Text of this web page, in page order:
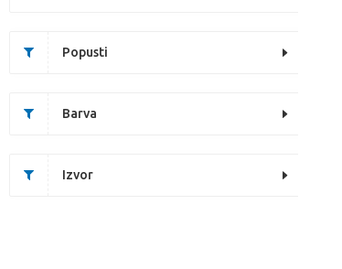
Popusti
Barva
Izvor